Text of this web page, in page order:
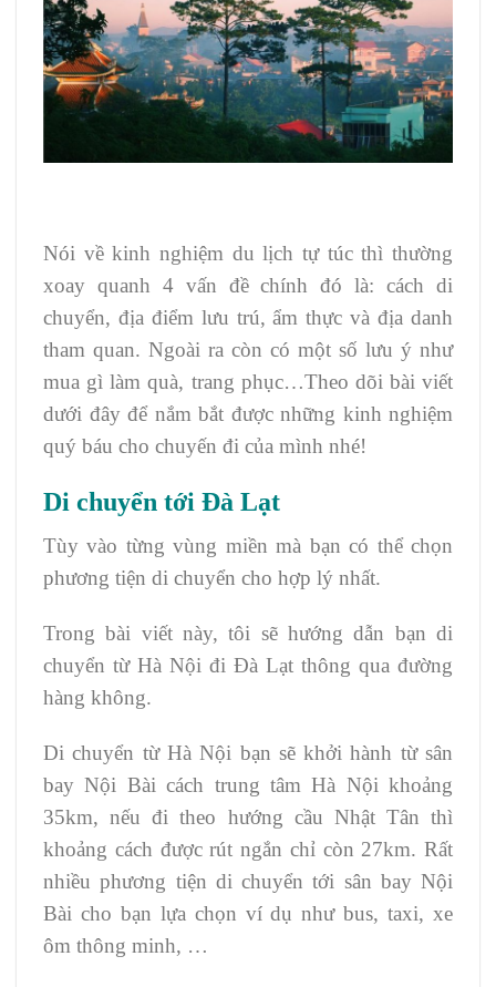
Nói về kinh nghiệm du lịch tự túc thì thường
xoay quanh 4 vấn đề chính đó là: cách di
chuyển, địa điểm lưu trú, ẩm thực và địa danh
tham quan. Ngoài ra còn có một số lưu ý như
mua gì làm quà, trang phục…Theo dõi bài viết
dưới đây để nắm bắt được những kinh nghiệm
quý báu cho chuyến đi của mình nhé!
Di chuyển tới Đà Lạt
Tùy vào từng vùng miền mà bạn có thể chọn
phương tiện di chuyển cho hợp lý nhất.
Trong bài viết này, tôi sẽ hướng dẫn bạn di
chuyển từ Hà Nội đi Đà Lạt thông qua đường
hàng không.
Di chuyển từ Hà Nội bạn sẽ khởi hành từ sân
bay Nội Bài cách trung tâm Hà Nội khoảng
35km, nếu đi theo hướng cầu Nhật Tân thì
khoảng cách được rút ngắn chỉ còn 27km. Rất
nhiều phương tiện di chuyển tới sân bay Nội
Bài cho bạn lựa chọn ví dụ như bus, taxi, xe
ôm thông minh, …